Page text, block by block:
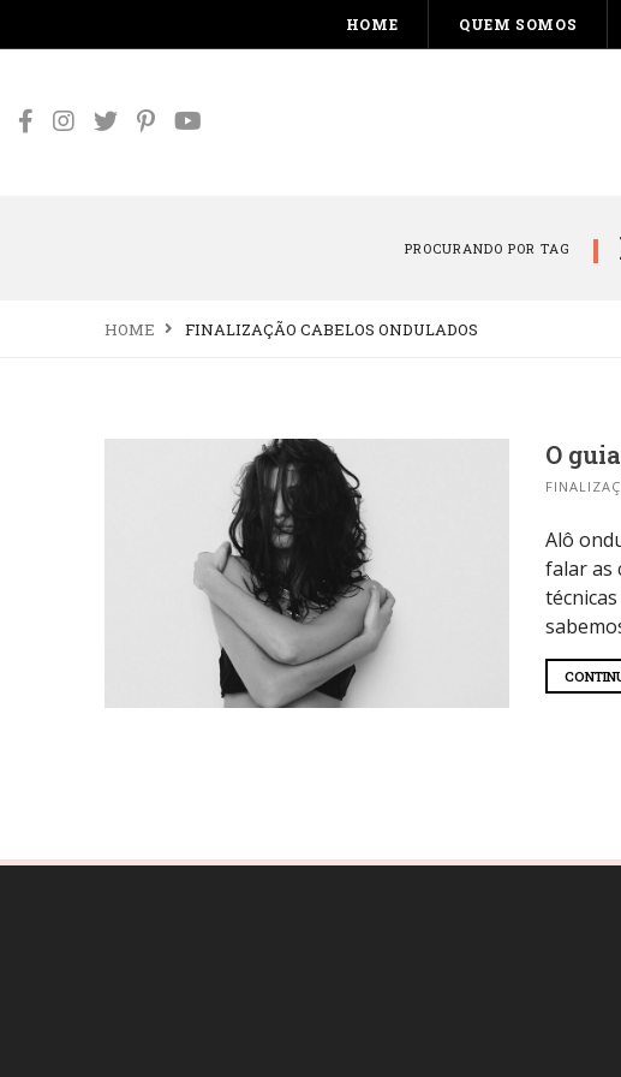
HOME QUEM SOMOS
PROCURANDO POR TAG
HOME FINALIZAÇÃO CABELOS ONDULADOS
O
Alô
falar as